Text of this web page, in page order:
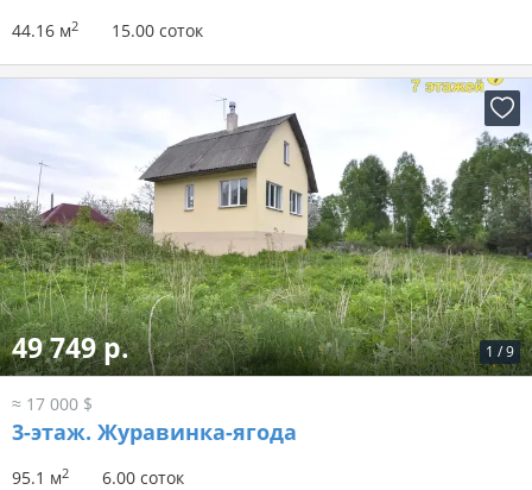
44.16 м2 15.00 соток
1 /9
49 749 р.
≈ 17 000 $
3-этаж. Журавинка-ягода
95.1 м2 6.00 соток